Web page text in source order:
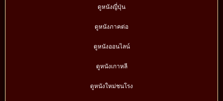
ดูหนังญี่ปุ่น
ดูหนังภาคต่อ
ดูหนังออนไลน์
ดูหนังเกาหลี
ดูหนังใหม่ชนโรง